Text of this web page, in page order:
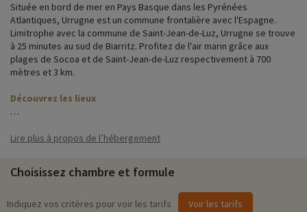
Située en bord de mer en Pays Basque dans les Pyrénées
Atlantiques, Urrugne est un commune frontalière avec l'Espagne.
Limitrophe avec la commune de Saint-Jean-de-Luz, Urrugne se trouve
à 25 minutes au sud de Biarritz. Profitez de l'air marin grâce aux
plages de Socoa et de Saint-Jean-de-Luz respectivement à 700
mètres et 3 km.
Découvrez les lieux
bord de plage. Ce Village Club est composé d'appartements en
accessibles par ascenseurs.
Votre établissement dispose de services et commodités facilitant
Lire plus à propos de l’hébergement
Choisissez chambre et formule
Indiquez vos critères pour voir les tarifs Voir les tarifs